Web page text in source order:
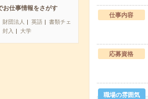
お仕事情報をさがす
財団法人 英語
書類チェ
封入 大学
仕事内容
応募資格
職場の雰囲気